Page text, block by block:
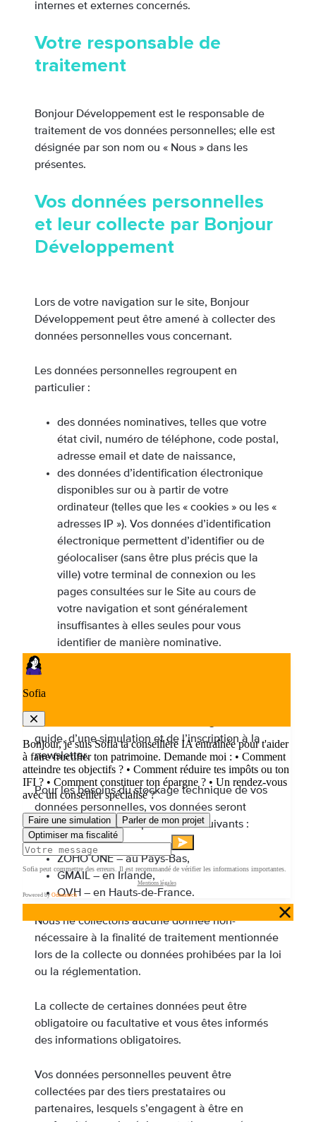
internes et externes concernés.
Votre responsable de
traitement
Bonjour Développement est le responsable de
traitement de vos données personnelles; elle est
désignée par son nom ou « Nous » dans les
présentes.
Vos données personnelles
et leur collecte par Bonjour
Développement
Lors de votre navigation sur le site, Bonjour
Développement peut être amené à collecter des
données personnelles vous concernant.
Les données personnelles regroupent en
particulier :
des données nominatives, telles que votre
état civil, numéro de téléphone, code postal,
adresse email et date de naissance,
des données d’identification électronique
disponibles sur ou à partir de votre
ordinateur (telles que les « cookies » ou les «
adresses IP »). Vos données d’identification
électronique permettent d’identifier ou de
géolocaliser (sans être plus précis que la
ville) votre terminal de connexion ou les
pages consultées sur le Site au cours de
votre navigation et sont généralement
insuffisantes à elles seules pour vous
identifier de manière nominative.
Par l’intermédiaire du Site, vous pouvez être
invité à communiquer à Bonjour Développement
demande de contact, d’un téléchargement de
guide, d’une simulation et de l’inscription à la
newsletter.
Pour les besoins du stockage technique de vos
données personnelles, vos données seront
centralisées chez les prestataires suivants :
ZOHO ONE – au Pays-Bas,
GMAIL – en Irlande,
OVH – en Hauts-de-France.
Nous ne collectons aucune donnée non-
nécessaire à la finalité de traitement mentionnée
lors de la collecte ou données prohibées par la loi
ou la réglementation.
La collecte de certaines données peut être
obligatoire ou facultative et vous êtes informés
des informations obligatoires.
Vos données personnelles peuvent être
collectées par des tiers prestataires ou
partenaires, lesquels s’engagent à être en